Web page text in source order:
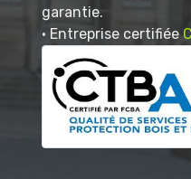
garantie.
• Entreprise certifiée